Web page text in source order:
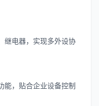
继电器，实现多外设协
能，贴合企业设备控制